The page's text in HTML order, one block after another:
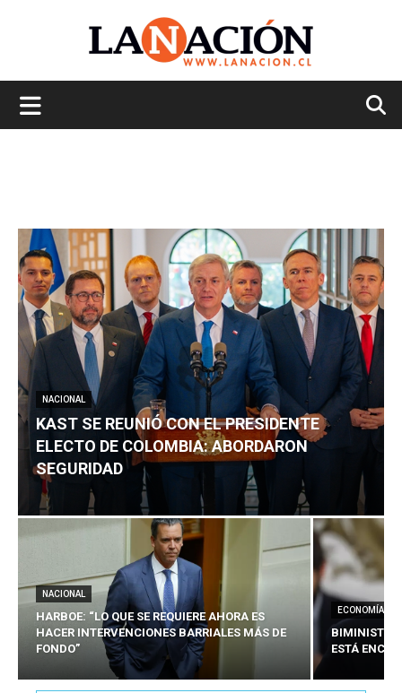
NACIONAL
KAST SE REUNIÓ CON EL PRESIDENTE
ELECTO DE COLOMBIA: ABORDARON
SEGURIDAD
NACIONAL
HARBOE: “LO QUE SE REQUIERE AHORA ES
HACER INTERVENCIONES BARRIALES MÁS DE
FONDO”
ECONOMÍA
BIMINISTRO
ESTÁ